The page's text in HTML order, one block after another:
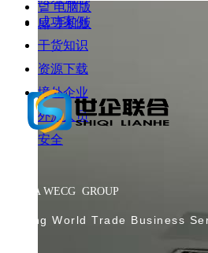
成功案例
干货知识
资源下载
境外企业
外派人员
安全
CHINA WECG GROUP
Beijing World Trade Business
넡 电脑版
넓 手机版